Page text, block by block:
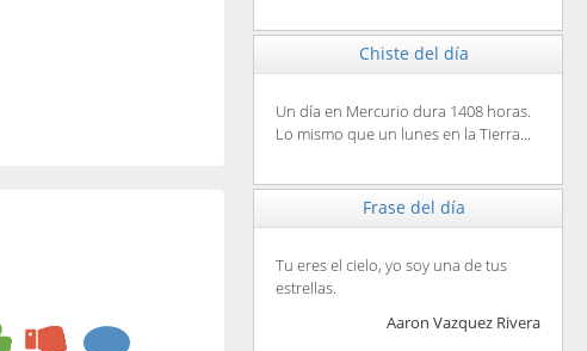
Chiste del día
Un día en Mercurio dura 1408 horas.
Lo mismo que un lunes en la Tierra...
Frase del día
Tu eres el cielo, yo soy una de tus
estrellas.
Aaron Vazquez Rivera